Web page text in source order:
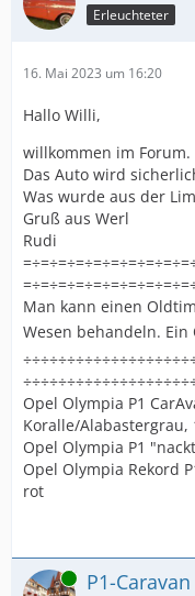
Erleuchteter
16. Mai 2023 um 16:20
Hallo Willi,
willkommen im Forum.
Das Auto wird
Was wurde aus der
Gruß aus Werl
Rudi
Man kann einen
Wesen behandeln.
Opel Olympia P1
Koralle/Alabastergrau,
Opel Olympia P1
Opel Olympia Rekord
rot
Online P1-Caravan